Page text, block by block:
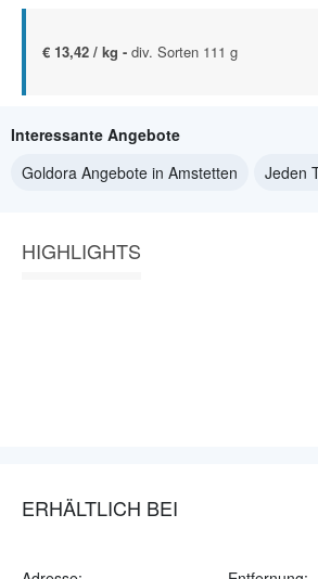
€ 13,42 / kg - div. Sorten 111 g
Interessante Angebote
Goldora Angebote in Amstetten
Jeden
HIGHLIGHTS
ERHÄLTLICH BEI